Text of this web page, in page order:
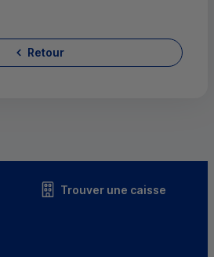
Retour
Trouver une caisse